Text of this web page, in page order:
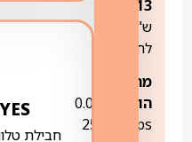
13:
ש"ח
לחודש
מהירות
הורדה:
0.01-
2500Mbps
YES ‏- ‏ Yes Plus ULTIMATE
חבילת